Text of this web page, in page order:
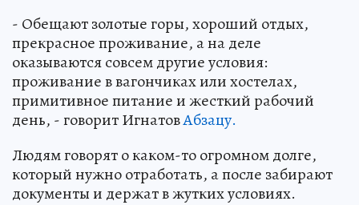
- Обещают золотые горы, хороший отдых,
прекрасное проживание, а на деле
оказываются совсем другие условия:
проживание в вагончиках или хостелах,
примитивное питание и жесткий рабочий
день, - говорит ИгнатовАбзацу.
Людям говорят о каком-то огромном долге,
который нужно отработать, а после забирают
документы и держат в жутких условиях.